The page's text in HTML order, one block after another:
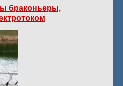
браконьеры,